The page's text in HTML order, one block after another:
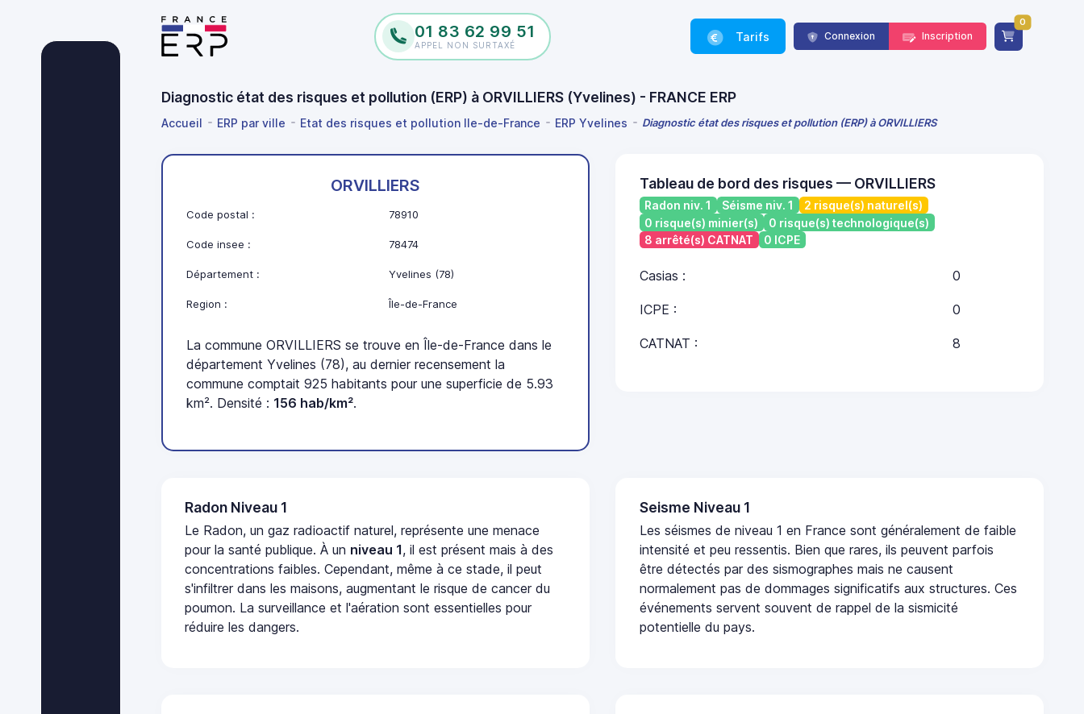
01 83 62 99 51
APPEL NON SURTAXÉ
Tarifs Connexion Inscription
0
Diagnostic état des risques et pollution (ERP) à ORVILLIERS (Yvelines) - FRANCE ERP
Accueil ERP par ville Etat des risques et pollution Ile-de-France ERP Yvelines Diagnostic état des risques et pollution (ERP) à ORVILLIERS
ORVILLIERS
Code postal : 78910
Code insee : 78474
Département : Yvelines (78)
Region : Île-de-France
La commune ORVILLIERS se trouve en Île-de-France dans le
département Yvelines (78), au dernier recensement la
commune comptait 925 habitants pour une superficie de 5.93
km². Densité : 156 hab/km².
Tableau de bord des risques — ORVILLIERS
Radon niv. 1 Séisme niv. 1
2 risque(s) naturel(s)
0 risque(s) minier(s)
0 risque(s) technologique(s)
8 arrêté(s) CATNAT
0 ICPE
Casias : 0
ICPE : 0
CATNAT : 8
Radon Niveau 1
Le Radon, un gaz radioactif naturel, représente une menace
pour la santé publique. À un niveau 1, il est présent mais à des
concentrations faibles. Cependant, même à ce stade, il peut
s'infiltrer dans les maisons, augmentant le risque de cancer du
poumon. La surveillance et l'aération sont essentielles pour
réduire les dangers.
Seisme Niveau 1
Les séismes de niveau 1 en France sont généralement de faible
intensité et peu ressentis. Bien que rares, ils peuvent parfois
être détectés par des sismographes mais ne causent
normalement pas de dommages significatifs aux structures. Ces
événements servent souvent de rappel de la sismicité
potentielle du pays.